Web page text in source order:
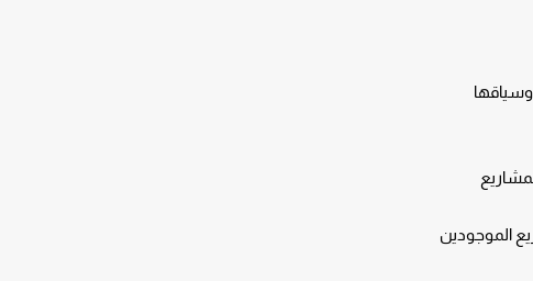
في ترجمة المشاريع
الموجودين